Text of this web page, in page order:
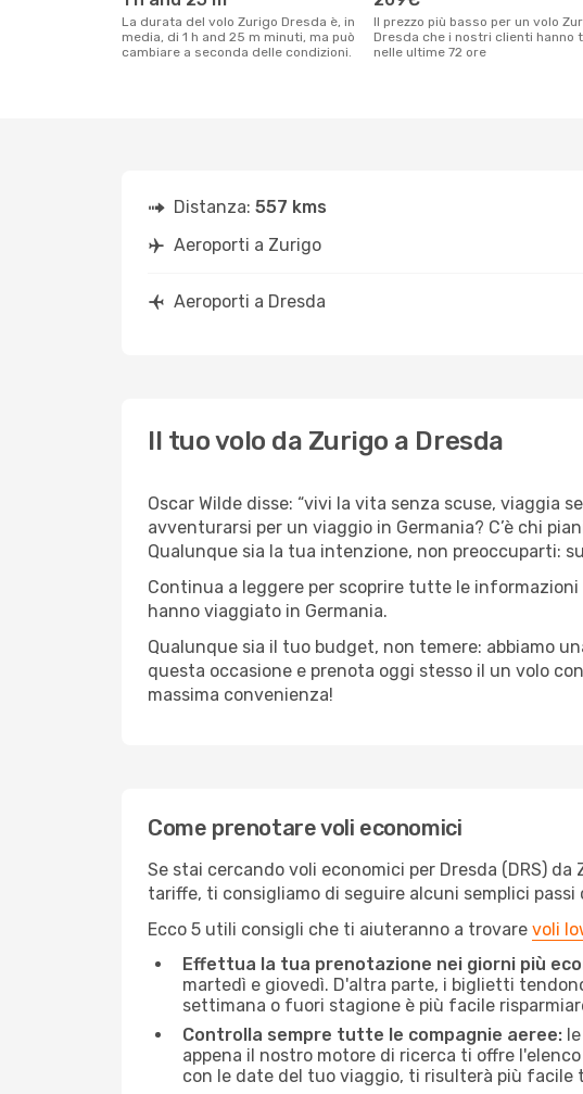
La durata del volo Zurigo Dresda è, in
media, di 1 h and 25 m minuti, ma può
cambiare a seconda delle condizioni.
Il prezzo più basso per un volo Zurigo
Dresda che i nostri clienti hanno
nelle ultime 72 ore
Distanza: 557 kms
Aeroporti a Zurigo
Aeroporti a Dresda
Il tuo volo da Zurigo a Dresda
Oscar Wilde disse: “vivi la vita senza scuse, viaggia
avventurarsi per un viaggio in Germania? C’è chi
Qualunque sia la tua intenzione, non preoccuparti:
Continua a leggere per scoprire tutte le
hanno viaggiato in Germania.
Qualunque sia il tuo budget, non temere: abbiamo
questa occasione e prenota oggi stesso il un volo
massima convenienza!
Come prenotare voli economici
Se stai cercando voli economici per Dresda (DRS)
tariffe, ti consigliamo di seguire alcuni semplici
Ecco 5 utili consigli che ti aiuteranno a trovare voli
Effettua la tua prenotazione nei giorni più
martedì e giovedì. D'altra parte, i biglietti
settimana o fuori stagione è più facile
Controlla sempre tutte le compagnie aeree:
appena il nostro motore di ricerca ti offre
con le date del tuo viaggio, ti risulterà più facile